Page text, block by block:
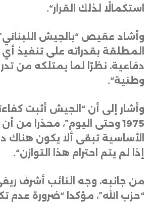
استكمالًا لذلك القرار“.
وأشاد عقيص “بالجيش
المطلقة بقدراته على تنفيذ
دفاعية، نظرًا لما يمتلكه من
وطنية“.
وأشار إلى أن “الجيش أثبت
1975 وحتى اليوم”، محذرا من
الأساسية تبقى ألا يكون هناك
إذا لم يتم احترام هذا التوازن“.
من جانبه، وجه النائب أشرف
“حزب الله”، مؤكدا “ضرورة عدم